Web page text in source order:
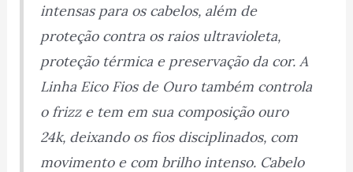
intensas para os cabelos, além de
proteção contra os raios ultravioleta,
proteção térmica e preservação da cor. A
Linha Eico Fios de Ouro também controla
o frizz e tem em sua composição ouro
24k, deixando os fios disciplinados, com
movimento e com brilho intenso. Cabelo